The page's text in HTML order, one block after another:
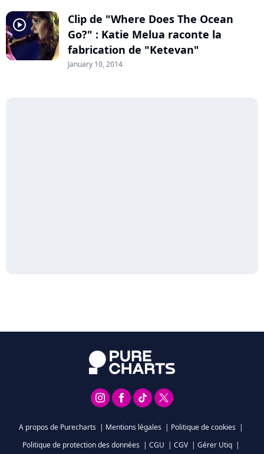
player2
Clip de "Where Does The Ocean
Go?" : Katie Melua raconte la
fabrication de "Ketevan"
January 10, 2014
A propos de Purecharts | Mentions légales | Politique de cookies |
Politique de protection des données | CGU | CGV | Gérer Utiq |